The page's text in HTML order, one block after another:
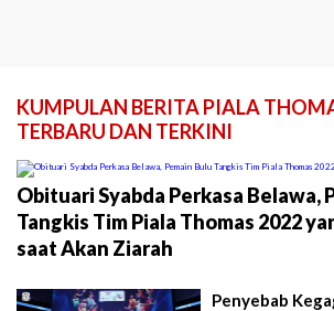
KUMPULAN BERITA PIALA
TERBARU DAN TERKINI
Obituari Syabda Perkasa Belawa,
Tangkis Tim Piala Thomas 2022
saat Akan Ziarah
Penyebab